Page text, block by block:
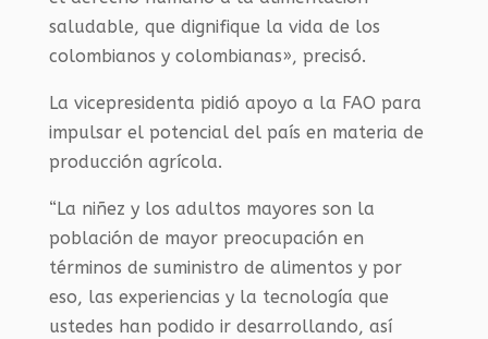
saludable, que dignifique la vida de los
colombianos y colombianas», precisó.
La vicepresidenta pidió apoyo a la FAO para
impulsar el potencial del país en materia de
producción agrícola.
“La niñez y los adultos mayores son la
población de mayor preocupación en
términos de suministro de alimentos y por
eso, las experiencias y la tecnología que
ustedes han podido ir desarrollando, así